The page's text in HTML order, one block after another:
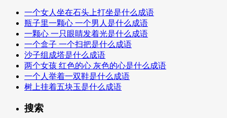
一个女人坐在石头上打坐是什么成语
瓶子里一颗心 一个男人是什么成语
一颗心 一只眼睛发着光是什么成语
一个盒子 一个扫把是什么成语
沙子组成塔是什么成语
两个女孩 红色的心 灰色的心是什么成语
一个人举着一双鞋是什么成语
树上挂着五块玉是什么成语
搜索